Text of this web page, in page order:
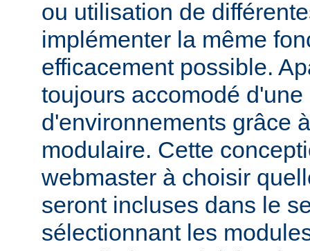
ou utilisation de
implémenter la même
efficacement possible.
toujours accomodé
d'environnements grâce
modulaire. Cette
webmaster à choisir
seront incluses dans le
sélectionnant les